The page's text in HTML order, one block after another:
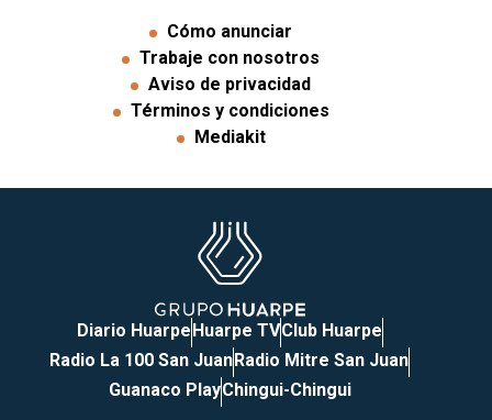
Cómo anunciar
Trabaje con nosotros
Aviso de privacidad
Términos y condiciones
Mediakit
Diario HuarpeHuarpe TVClub Huarpe
Radio La 100 San JuanRadio Mitre San Juan
Guanaco PlayChingui-Chingui